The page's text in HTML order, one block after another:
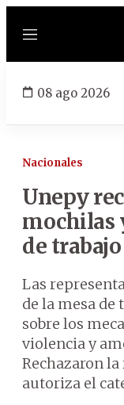
Menú
08 ago 2026
Nacionales
Unepy
mochilas
de
Las
de la mesa de
sobre los
violencia y
Rechazaron
autoriza el